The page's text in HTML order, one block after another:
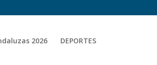
2026 DEPORTES